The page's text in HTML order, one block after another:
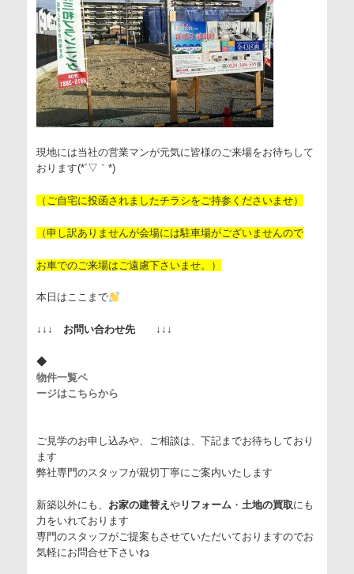
現地には当社の営業マンが元気に皆様のご来場をお待ちして
おります(*´▽｀*)
（ご自宅に投函されましたチラシをご持参くださいませ）
（申し訳ありませんが会場には駐車場がございませんので
お車でのご来場はご遠慮下さいませ。）
本日はここまで
↓↓↓ お問い合わせ先 ↓↓↓
◆
物件一覧ペ
ージはこちらから
ご見学のお申し込みや、ご相談は、下記までお待ちしており
ます
弊社専門のスタッフが親切丁寧にご案内いたします
新築以外にも、 お家の建替え やリフォーム ・ 土地の買取にも
力をいれております
専門のスタッフがご提案もさせていただいておりますのでお
気軽にお問合せ下さいね